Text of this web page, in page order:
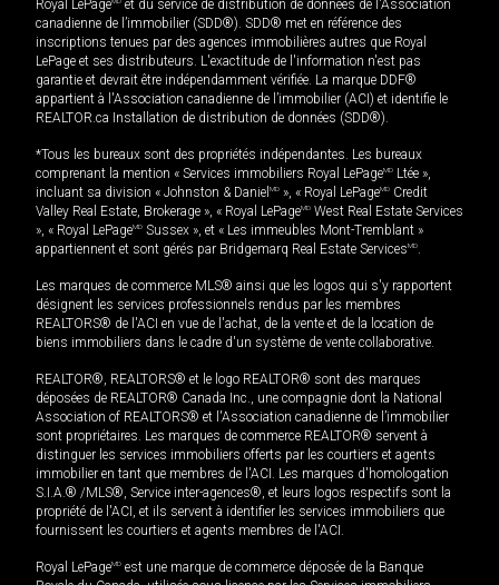
Royal LePage
et du service de distribution de données de l'Association
canadienne de l’immobilier (SDD®). SDD® met en référence des
inscriptions tenues par des agences immobilières autres que Royal
LePage et ses distributeurs. L'exactitude de l'information n'est pas
garantie et devrait être indépendamment vérifiée. La marque DDF®
appartient à l'Association canadienne de l’immobilier (ACI) et identifie le
REALTOR.ca Installation de distribution de données (SDD®).
*Tous les bureaux sont des propriétés indépendantes. Les bureaux
comprenant la mention « Services immobiliers Royal LePageMD Ltée »,
incluant sa division « Johnston & Daniel MD », « Royal LePageMD Credit
Valley Real Estate, Brokerage », « Royal LePageMD West Real Estate Services
», « Royal LePageMD Sussex », et « Les immeubles Mont-Tremblant »
appartiennent et sont gérés par Bridgemarq Real Estate ServicesMD.
Les marques de commerce MLS® ainsi que les logos qui s'y rapportent
désignent les services professionnels rendus par les membres
REALTORS® de l'ACI en vue de l'achat, de la vente et de la location de
biens immobiliers dans le cadre d'un système de vente collaborative.
REALTOR®, REALTORS® et le logo REALTOR® sont des marques
déposées de REALTOR® Canada Inc., une compagnie dont la National
Association of REALTORS® et l'Association canadienne de l’immobilier
sont propriétaires. Les marques de commerce REALTOR® servent à
distinguer les services immobiliers offerts par les courtiers et agents
immobilier en tant que membres de l'ACI. Les marques d'homologation
S.I.A.® /MLS®, Service inter-agences®, et leurs logos respectifs sont la
propriété de l'ACI, et ils servent à identifier les services immobiliers que
fournissent les courtiers et agents membres de l'ACI.
Royal LePageMD est une marque de commerce déposée de la Banque